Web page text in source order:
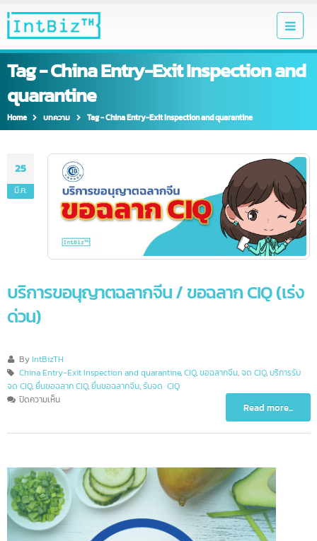
Tag - China Entry-Exit Inspection
quarantine
Home บทความ Tag -China Entry-Exit Inspection and quarantine
25
มี.ค.
บริการขอนุญาตฉลากจีน / ขอฉลาก CIQ (เร่
ด่วน)
ByIntBizTH
China Entry-Exit Inspection and quarantine
ขอฉลากจีน,จด CIQ,บริการรับ
จด CIQ,ยื่นขอฉลาก CIQ
บริการ
ญาต
ฉลาก
จีน
/
ขอ